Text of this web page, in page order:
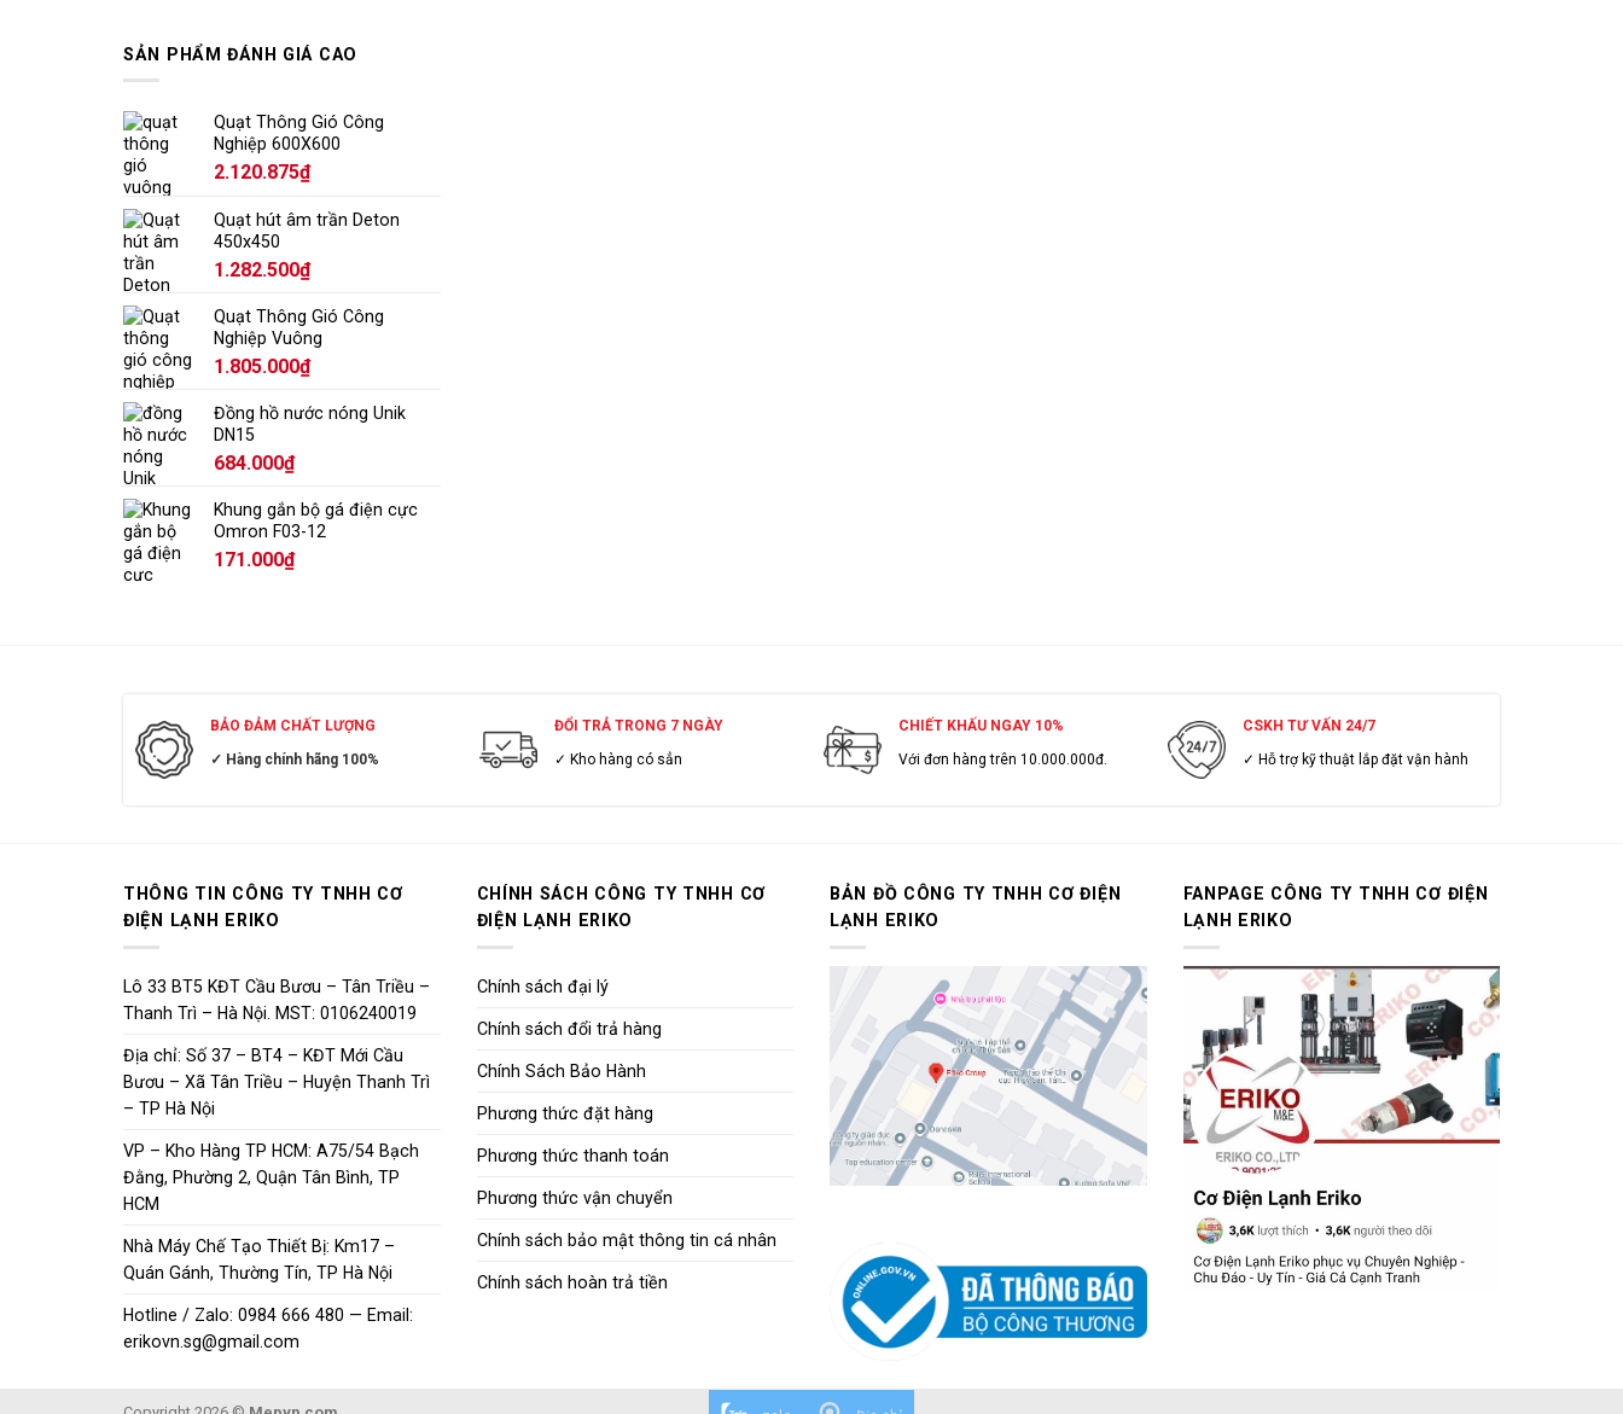
SẢN PHẨM ĐÁNH GIÁ CAO
Quạt Thông Gió Công
Nghiệp 600X600
2.120.875₫
Quạt hút âm trần Deton
450x450
1.282.500₫
Quạt Thông Gió Công
Nghiệp Vuông
1.805.000₫
Đồng hồ nước nóng Unik
DN15
684.000₫
Khung gắn bộ gá điện cực
Omron F03-12
171.000₫
BẢO ĐẢM CHẤT LƯỢNG
✓ Hàng chính hãng 100%
ĐỔI TRẢ TRONG 7 NGÀY
✓ Kho hàng có sẳn
CHIẾT KHẤU NGAY 10%
Với đơn hàng trên 10.000.000đ.
CSKH TƯ VẤN 24/7
✓ Hỗ trợ kỹ thuật lắp đặt vận hành
THÔNG TIN CÔNG TY TNHH CƠ
ĐIỆN LẠNH ERIKO
Lô 33 BT5 KĐT Cầu Bươu – Tân Triều –
Thanh Trì – Hà Nội. MST: 0106240019
Địa chỉ: Số 37 – BT4 – KĐT Mới Cầu
Bươu – Xã Tân Triều – Huyện Thanh Trì
– TP Hà Nội
VP – Kho Hàng TP HCM: A75/54 Bạch
Đằng, Phường 2, Quận Tân Bình, TP
HCM
Nhà Máy Chế Tạo Thiết Bị: Km17 –
Quán Gánh, Thường Tín, TP Hà Nội
Hotline / Zalo: 0984 666 480 — Email:
erikovn.sg@gmail.com
CHÍNH SÁCH CÔNG TY TNHH CƠ
ĐIỆN LẠNH ERIKO
Chính sách đại lý
Chính sách đổi trả hàng
Chính Sách Bảo Hành
Phương thức đặt hàng
Phương thức thanh toán
Phương thức vận chuyển
Chính sách bảo mật thông tin cá nhân
Chính sách hoàn trả tiền
BẢN ĐỒ CÔNG TY TNHH CƠ ĐIỆN
LẠNH ERIKO
FANPAGE CÔNG TY TNHH CƠ ĐIỆN
LẠNH ERIKO